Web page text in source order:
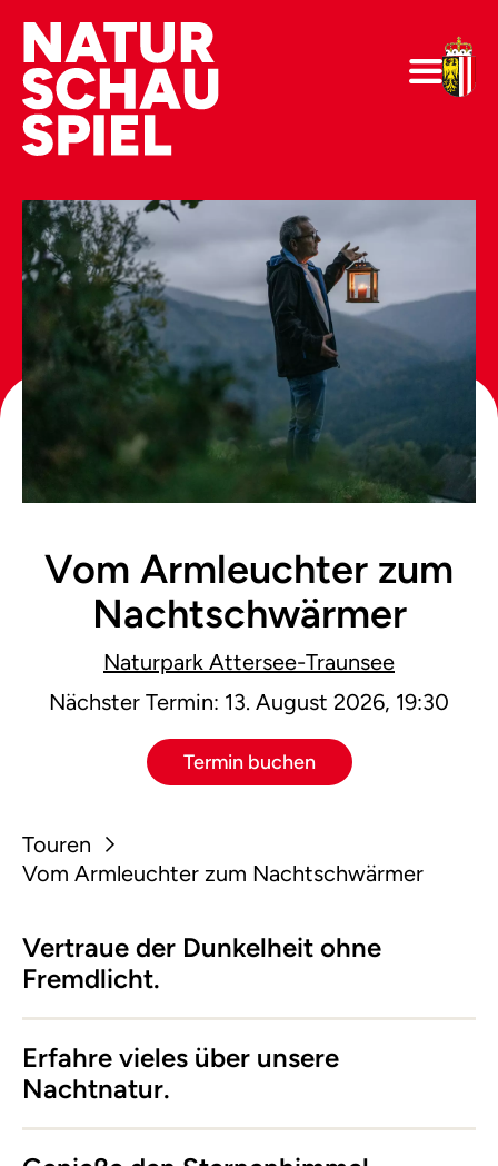
Vom Armleuchter zum
Nachtschwärmer
Naturpark Attersee-Traunsee
Nächster Termin: 13. August 2026, 19:30
Termin buchen
Touren
Vom Armleuchter zum Nachtschwärmer
Vertraue der Dunkelheit ohne
Fremdlicht.
Erfahre vieles über unsere
Nachtnatur.